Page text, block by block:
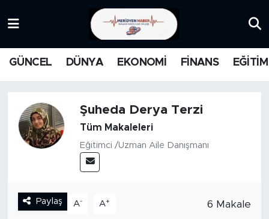
GÜNCEL DÜNYA EKONOMİ FİNANS EĞİTİM
Şuheda Derya Terzi
Tüm Makaleleri
Eğitimci /Uzman Aile Danışmanı
Paylaş A- A+ 6 Makale
MANŞET
MEDYA
DÜNYA
İstanbul Namaz Vakitleri
Trafik Durumu
Süper Lig Puan Durumu ve Fikstür
Tüm Manşetler